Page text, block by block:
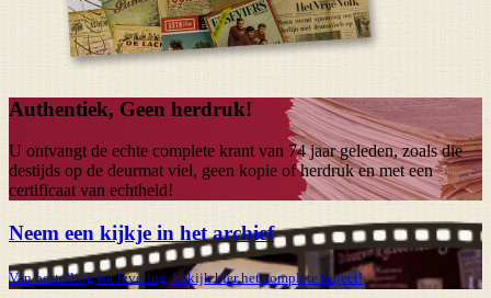
Authentiek, Geen herdruk!
U ontvangt de echte complete krant van 74 jaargeleden, zoals die
destijds op de deurmat viel, geen kopie of herdruk en met een
certificaat van echtheid!
Neem een kijkje in het archief
Van bestelling tot levering, bekijk hier het complete traject!